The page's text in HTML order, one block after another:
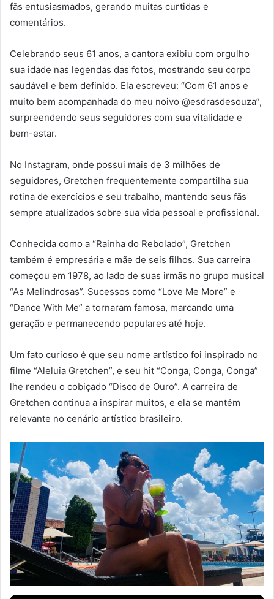
fãs entusiasmados, gerando muitas curtidas e
comentários.
Celebrando seus 61 anos, a cantora exibiu com orgulho
sua idade nas legendas das fotos, mostrando seu corpo
saudável e bem definido. Ela escreveu: “Com 61 anos e
muito bem acompanhada do meu noivo @esdrasdesouza”,
surpreendendo seus seguidores com sua vitalidade e
bem-estar.
No Instagram, onde possui mais de 3 milhões de
seguidores, Gretchen frequentemente compartilha sua
rotina de exercícios e seu trabalho, mantendo seus fãs
sempre atualizados sobre sua vida pessoal e profissional.
Conhecida como a “Rainha do Rebolado”, Gretchen
também é empresária e mãe de seis filhos. Sua carreira
começou em 1978, ao lado de suas irmãs no grupo musical
“As Melindrosas”. Sucessos como “Love Me More” e
“Dance With Me” a tornaram famosa, marcando uma
geração e permanecendo populares até hoje.
Um fato curioso é que seu nome artístico foi inspirado no
filme “Aleluia Gretchen”, e seu hit “Conga, Conga, Conga”
lhe rendeu o cobiçado “Disco de Ouro”. A carreira de
Gretchen continua a inspirar muitos, e ela se mantém
relevante no cenário artístico brasileiro.